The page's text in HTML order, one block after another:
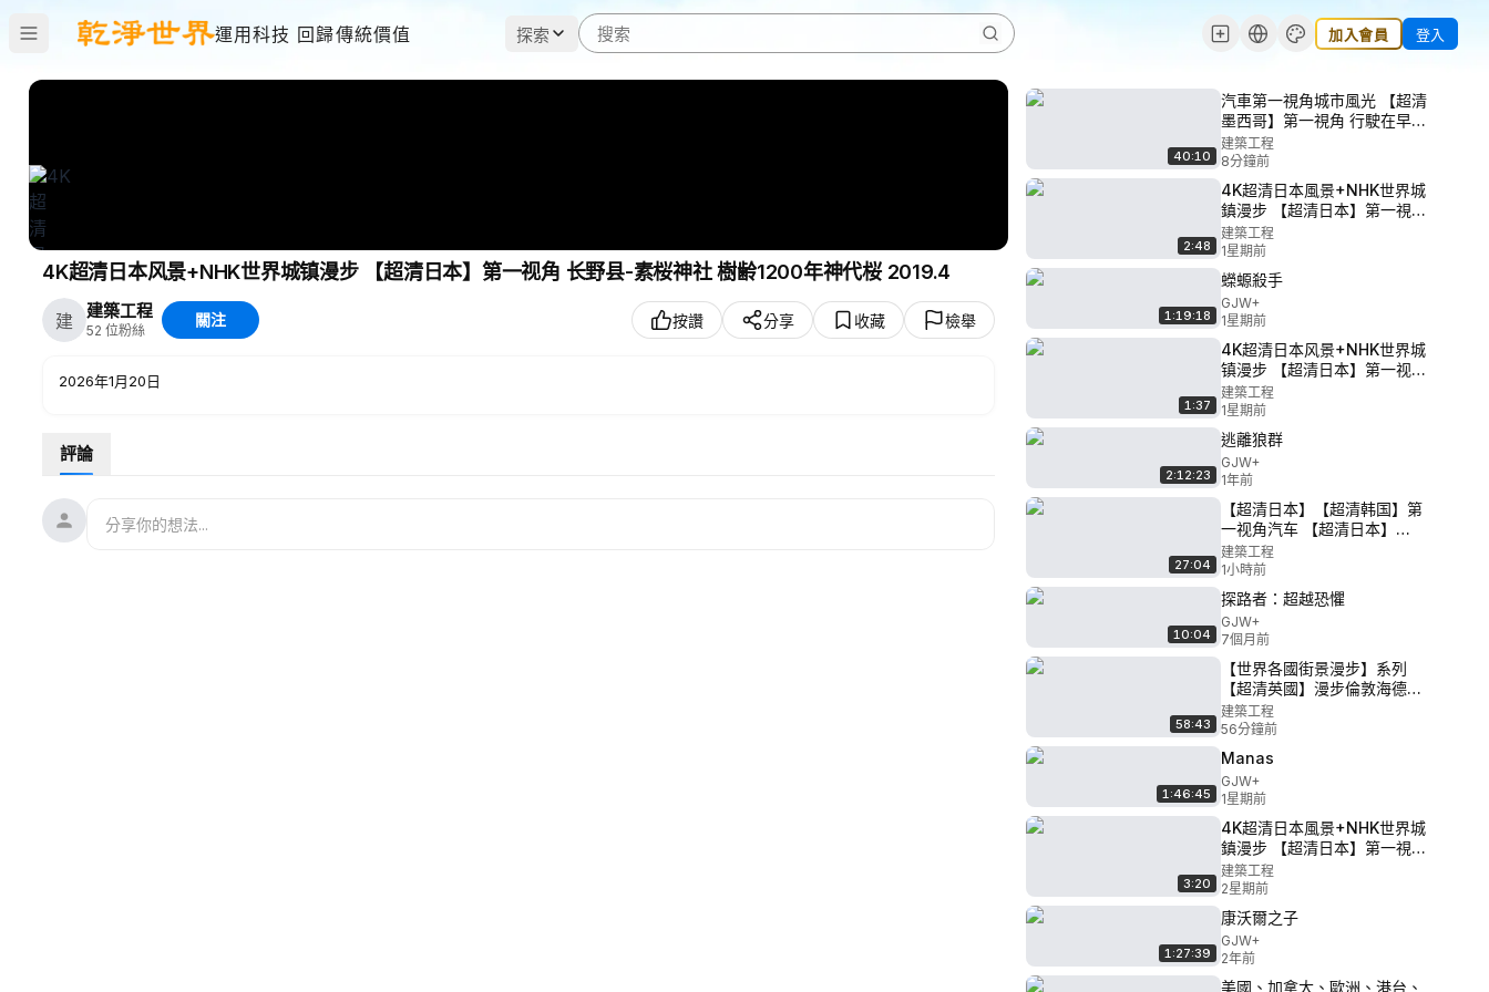
運用科技 回歸傳統價值 探索 加入會員 登入
4K超清日本风景+NHK世界城镇漫步 【超清日本】第一视角 长野县-素桜神社 樹齢1200年神代桜 2019.4
建 建築工程
52 位粉絲
關注 按讚 分享 收藏 檢舉
2026年1月20日
評論
40:10
汽車第一視角城市風光 【超清
墨西哥】第一視角 行駛在早晨
的墨西哥城 高速公路 (1080P
高清版) 2022.7
建築工程
8分鐘前
2:48
4K超清日本風景+NHK世界城
鎮漫步 【超清日本】第一視角
長野縣大町市靈松寺紅葉
2018.11
建築工程
1星期前
1:19:18
蠑螈殺手
GJW+
1星期前
1:37
4K超清日本风景+NHK世界城
镇漫步 【超清日本】第一视角
日本長福寺银杏树 2018.11
建築工程
1星期前
2:12:23
逃離狼群
GJW+
1年前
27:04
【超清日本】【超清韩国】第
一视角汽车 【超清日本】
【BGM自制】第一视角 行驶在
夜晚的東京街道 台場-汐留
2020.3
建築工程
1小時前
10:04
探路者：超越恐懼
GJW+
7個月前
58:43
【世界各國街景漫步】系列
【超清英國】漫步倫敦海德公
園聖誕主題遊樂場 2018.12
建築工程
56分鐘前
1:46:45
Manas
GJW+
1星期前
3:20
4K超清日本風景+NHK世界城
鎮漫步 【超清日本】第一視角
初冬的長野縣信州戶隱鏡池
part 1 2018.11
建築工程
2星期前
1:27:39
康沃爾之子
GJW+
2年前
美國、加拿大、歐洲、港台、